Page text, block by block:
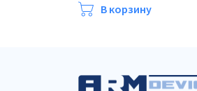
В корзину